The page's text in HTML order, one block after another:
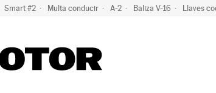
Smart #2 Multa conducir A-2 Baliza V-16 Llaves